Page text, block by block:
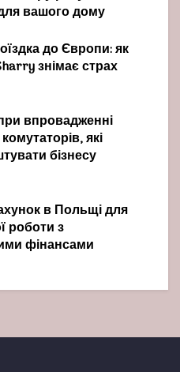
вашого дому
до Європи: як
знімає страх
впровадженні
які
бізнесу
в Польщі для
роботи з
фінансами